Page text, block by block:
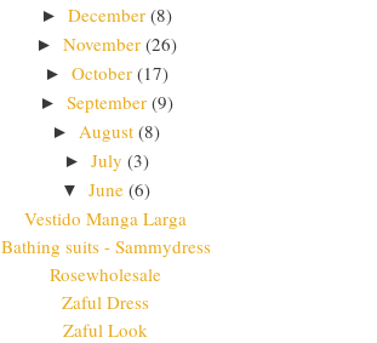
► December (8)
► November (26)
► October (17)
► September (9)
► August (8)
► July (3)
▼ June (6)
Vestido Manga Larga
Bathing suits - Sammydress
Rosewholesale
Zaful Dress
Zaful Look